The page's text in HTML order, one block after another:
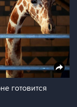
готовится